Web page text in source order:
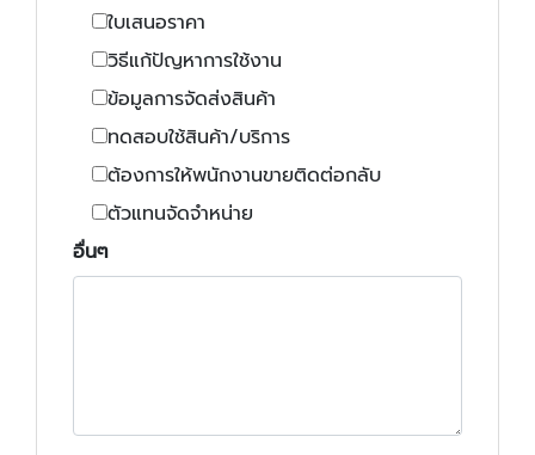
ใบเสนอราคา
วิธีแก้ปัญหาการใช้งาน
ข้อมูลการจัดส่งสินค้า
ทดสอบใช้สินค้า/บริการ
ต้องการให้พนักงานขายติดต่อกลับ
ตัวแทนจัดจำหน่าย
อื่นๆ